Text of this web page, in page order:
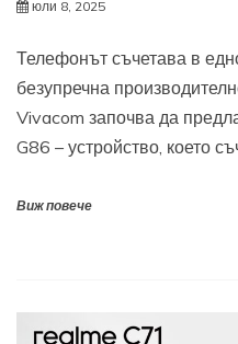
юли 8, 2025
Телефонът съчетава в
безупречна
Vivacom започва да
G86 – устройство, което
Виж повече